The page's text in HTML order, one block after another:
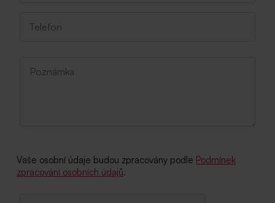
Vaše osobní údaje budou zpracovány podle Podmínek
zpracování osobních údajů.